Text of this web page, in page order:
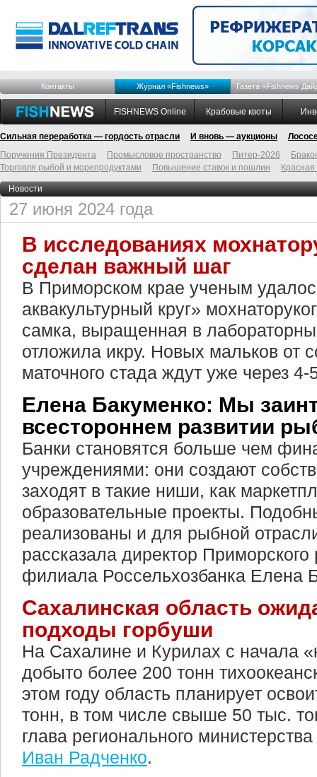
Контакты Журнал «Fishnews» Газета «Fishnews
FISHNEWS Online Крабовые квоты
Сильная переработка — гордость отрасли И вновь — аукционы
Поручения Президента
Промысловое пространство Питер-2026
Торговля рыбой и морепродуктами
Повышение ставок и пошлин
Новости
27 июня 2024 года
В исследованиях
сделан важный шаг
В Приморском крае ученым
аквакультурный круг»
самка, выращенная в
отложила икру. Новых мальков от
маточного стада ждут уже через 4-
Елена Бакуменко: Мы
всестороннем развитии
Банки становятся больше чем
учреждениями: они создают
заходят в такие ниши, как
образовательные проекты.
реализованы и для рыбной
рассказала директор Приморского
филиала Россельхозбанка Елена
Сахалинская область
подходы горбуши
На Сахалине и Курилах с начала
добыто более 200 тонн
этом году область планирует
тонн, в том числе свыше 50 тыс.
глава регионального
Иван Радченко.